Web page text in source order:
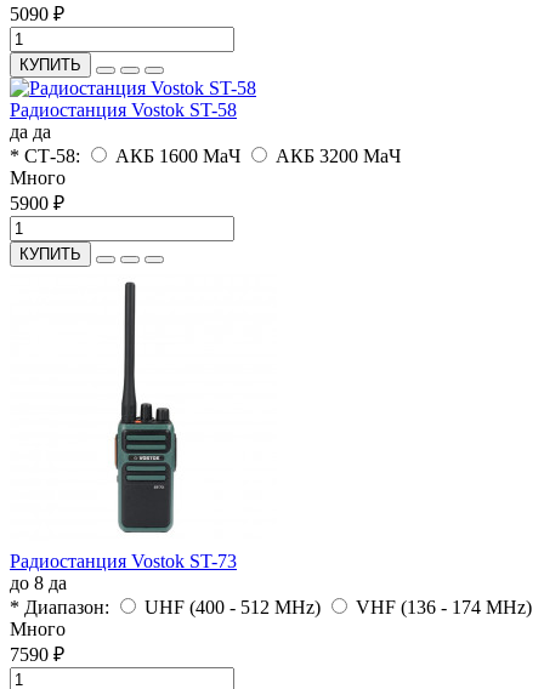
5090 ₽
КУПИТЬ
Радиостанция Vostok ST-58
да да
* СТ-58:
АКБ 1600 МаЧ
АКБ 3200 МаЧ
Много
5900 ₽
КУПИТЬ
Радиостанция Vostok ST-73
до 8 да
* Диапазон:
UHF (400 - 512 MHz)
VHF (136 - 174 MHz)
Много
7590 ₽